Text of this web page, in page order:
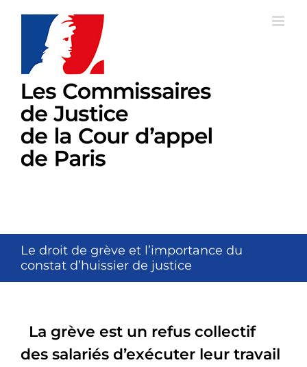
Le droit de grève et l’importance du
constat d’huissier de justice
La grève est un refus collectif
des salariés d’exécuter leur travail